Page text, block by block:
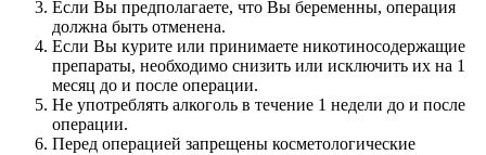
Если Вы предполагаете, что Вы беременны, операция
должна быть отменена.
Если Вы курите или принимаете никотиносодержащие
препараты, необходимо снизить или исключить их на 1
месяц до и после операции.
Не употреблять алкоголь в течение 1 недели до и после
операции.
Перед операцией запрещены косметологические